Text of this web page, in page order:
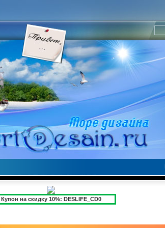
Купон на скидку 10%: DESLIFE_CD0